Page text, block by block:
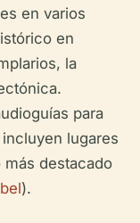
en varios
en
la
para
lugares
destacado
).